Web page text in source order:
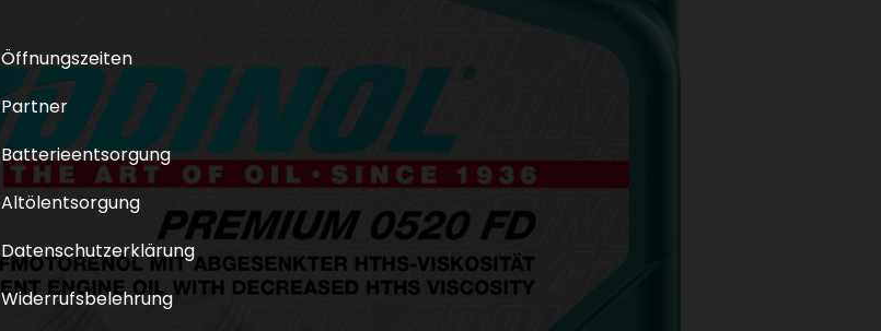
Öffnungszeiten
Partner
Batterieentsorgung
Altölentsorgung
Datenschutzerklärung
Widerrufsbelehrung